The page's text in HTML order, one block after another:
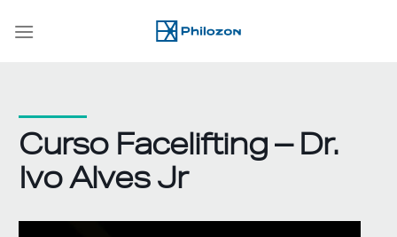
Curso Facelifting – Dr.
Ivo Alves Jr